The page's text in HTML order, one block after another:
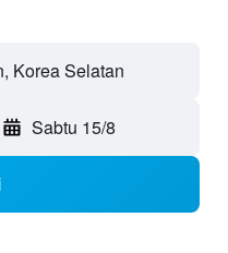
Korea Selatan
Sabtu 15/8